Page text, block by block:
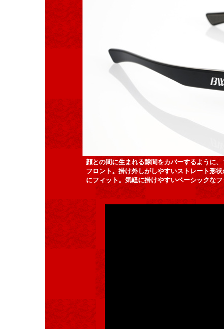
顔との間に生まれる隙間をカバーするように
フロント。掛け外しがしやすいストレート形
にフィット。気軽に掛けやすいベーシックな